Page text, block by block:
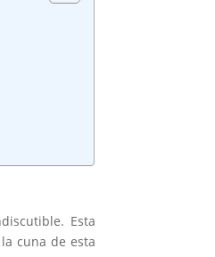
Esta
cuna de esta